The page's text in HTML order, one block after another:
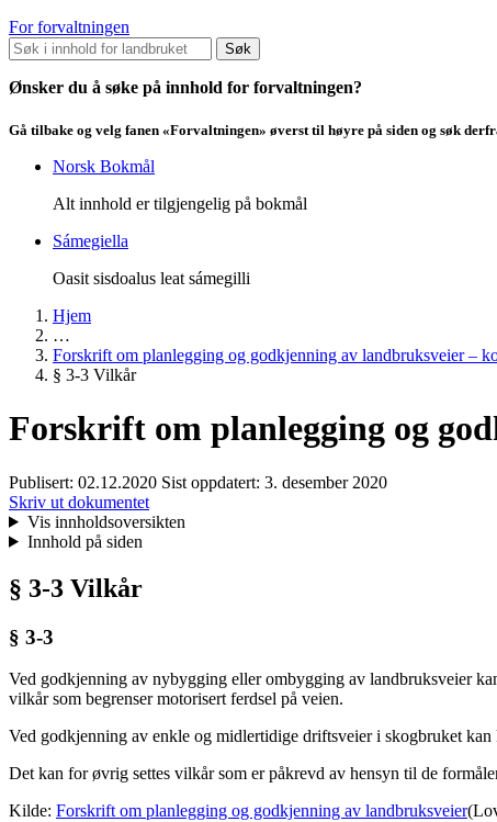
For forvaltningen
Søk
Ønsker du å søke på innhold for forvaltningen?
Gå tilbake og velg fanen «Forvaltningen» øverst til høyre på siden og søk
Norsk Bokmål
Alt innhold er tilgjengelig på bokmål
Sámegiella
Oasit sisdoalus leat sámegilli
Hjem
…
Forskrift om planlegging og godkjenning av landbruksveier –
§ 3-3 Vilkår
Forskrift om planlegging og
Publisert: 02.12.2020 Sist oppdatert: 3. desember 2020
Skriv ut dokumentet
Vis innholdsoversikten
Innhold på siden
§ 3-3 Vilkår
§ 3-3
Ved godkjenning av nybygging eller ombygging av landbruksveier
vilkår som begrenser motorisert ferdsel på veien.
Ved godkjenning av enkle og midlertidige driftsveier i skogbruket
Det kan for øvrig settes vilkår som er påkrevd av hensyn til de
Kilde: Forskrift om planlegging og godkjenning av landbruksveier